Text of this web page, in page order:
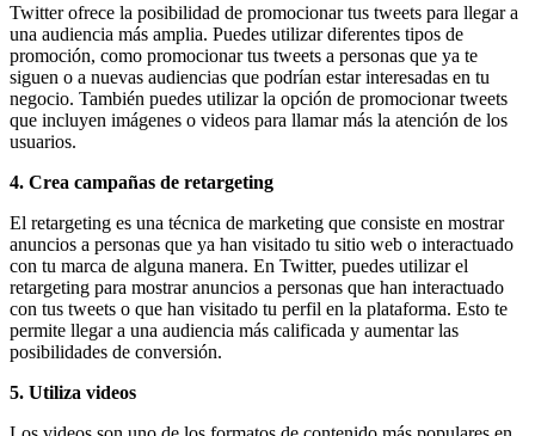
Trendings,
Dinero,
Economía,
Diseño
Web,
Móviles,
Estrategias
Estrategias
Alianzas,
Clientes,
Innovación,
Tecnología,
Noticias,
Artículos,
Gente,
de
Twitter ofrece la posibilidad de promocionar tus tweets para llegar a
una audiencia más amplia. Puedes utilizar diferentes tipos de
promoción, como promocionar tus tweets a personas que ya te
siguen o a nuevas audiencias que podrían estar interesadas en tu
negocio. También puedes utilizar la opción de promocionar tweets
que incluyen imágenes o videos para llamar más la atención de los
usuarios.
4. Crea campañas de retargeting
El retargeting es una técnica de marketing que consiste en mostrar
anuncios a personas que ya han visitado tu sitio web o interactuado
con tu marca de alguna manera. En Twitter, puedes utilizar el
retargeting para mostrar anuncios a personas que han interactuado
con tus tweets o que han visitado tu perfil en la plataforma. Esto te
permite llegar a una audiencia más calificada y aumentar las
posibilidades de conversión.
5. Utiliza videos